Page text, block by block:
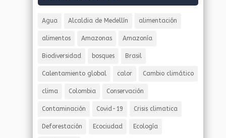
Agua Alcaldia de Medellín alimentación
alimentos Amazonas Amazonía
Biodiversidad bosques Brasil
Calentamiento global calor Cambio climático
clima Colombia Conservación
Contaminación Covid-19 Crisis climatica
Deforestación Ecociudad Ecología